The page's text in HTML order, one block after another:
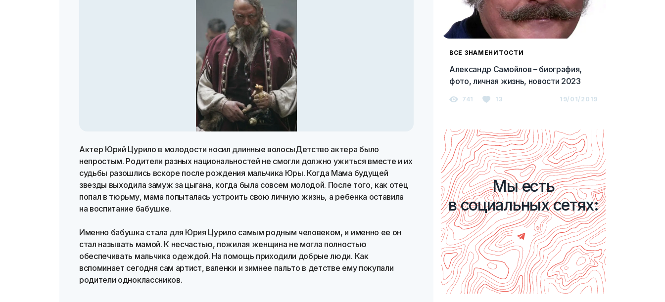
Актер Юрий Цурило в молодости носил длинные волосыДетство актера было
непростым. Родители разных национальностей не смогли должно ужиться вместе и их
судьбы разошлись вскоре после рождения мальчика Юры. Когда Мама будущей
звезды выходила замуж за цыгана, когда была совсем молодой. После того, как отец
попал в тюрьму, мама попыталась устроить свою личную жизнь, а ребенка оставила
на воспитание бабушке.
Именно бабушка стала для Юрия Цурило самым родным человеком, и именно ее он
стал называть мамой. К несчастью, пожилая женщина не могла полностью
обеспечивать мальчика одеждой. На помощь приходили добрые люди. Как
вспоминает сегодня сам артист, валенки и зимнее пальто в детстве ему покупали
родители одноклассников.
ВСЕ ЗНАМЕНИТОСТИ
Александр Самойлов – биография,
фото, личная жизнь, новости 2023
741 13 19/01/2019
Мы есть
в социальных сетях: